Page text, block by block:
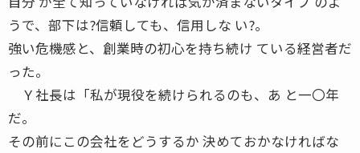
うで、部下は?信頼しても、信用しな い?。
強い危機感と、創業時の初心を持ち続け ている経営者だ
った。
Ｙ社長は「私が現役を続けられるのも、あ と一〇年
だ。
その前にこの会社をどうするか 決めておかなければな